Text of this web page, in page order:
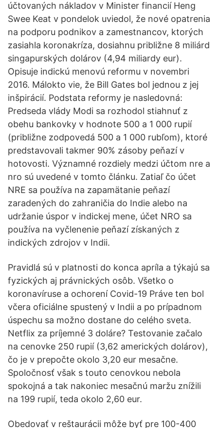
účtovaných nákladov v Minister financií Heng
Swee Keat v pondelok uviedol, že nové opatrenia
na podporu podnikov a zamestnancov, ktorých
zasiahla koronakríza, dosiahnu približne 8 miliárd
singapurských dolárov (4,94 miliardy eur).
Opisuje indickú menovú reformu v novembri
2016. Málokto vie, že Bill Gates bol jednou z jej
inšpirácií. Podstata reformy je nasledovná:
Predseda vlády Modi sa rozhodol stiahnuť z
obehu bankovky v hodnote 500 a 1 000 rupií
(približne zodpovedá 500 a 1 000 rubľom), ktoré
predstavovali takmer 90% zásoby peňazí v
hotovosti. Významné rozdiely medzi účtom nre a
nro sú uvedené v tomto článku. Zatiaľ čo účet
NRE sa používa na zapamätanie peňazí
zaradených do zahraničia do Indie alebo na
udržanie úspor v indickej mene, účet NRO sa
používa na vyčlenenie peňazí získaných z
indických zdrojov v Indii.
Pravidlá sú v platnosti do konca apríla a týkajú sa
fyzických aj právnických osôb. Všetko o
koronavíruse a ochorení Covid-19 Práve ten bol
včera oficiálne spustený v Indii a po prípadnom
úspechu sa možno dostane do celého sveta.
Netflix za príjemné 3 doláre? Testovanie začalo
na cenovke 250 rupií (3,62 amerických dolárov),
čo je v prepočte okolo 3,20 eur mesačne.
Spoločnosť však s touto cenovkou nebola
spokojná a tak nakoniec mesačnú maržu znížili
na 199 rupií, teda okolo 2,60 eur.
Obedovať v reštaurácii môže byť pre 100-400